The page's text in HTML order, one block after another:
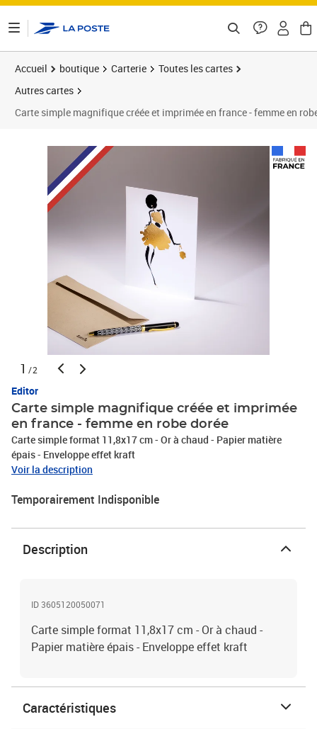
Accueil boutique Carterie
Toutes les cartes
Autres cartes
Carte simple magnifique créée et imprimée en france - femme en
1 /2
Editor
Carte simple magnifique créée et imprimée
en france - femme en robe dorée
Carte simple format 11,8x17 cm - Or à chaud - Papier matière
épais - Enveloppe effet kraft
Voir la description
Temporairement Indisponible
Description
ID 3605120050071
Carte simple format 11,8x17 cm - Or à chaud -
Papier matière épais - Enveloppe effet kraft
Caractéristiques